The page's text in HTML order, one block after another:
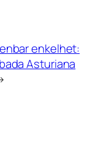
enkelhet:
Asturiana